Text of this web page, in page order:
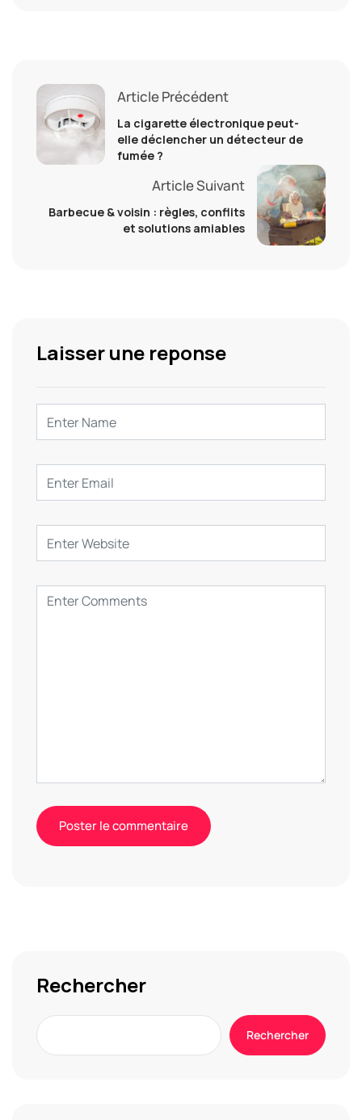
Article Précédent
La cigarette électronique peut-
elle déclencher un détecteur de
fumée ?
Article Suivant
Barbecue & voisin : règles, conflits
et solutions amiables
Laisser une reponse
Rechercher
Rechercher